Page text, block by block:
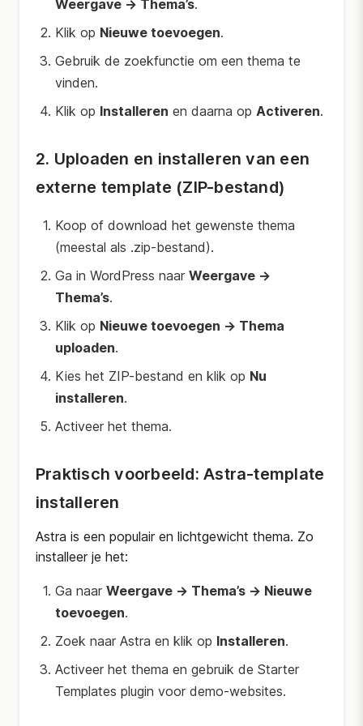
Weergave → Thema’s.
Klik op Nieuwe toevoegen.
Gebruik de zoekfunctie om een thema te
vinden.
Klik op Installeren en daarna op Activeren.
2. Uploaden en installeren van een
externe template (ZIP-bestand)
Koop of download het gewenste thema
(meestal als .zip-bestand).
Ga in WordPress naar Weergave →
Thema’s.
Klik op Nieuwe toevoegen → Thema
uploaden.
Kies het ZIP-bestand en klik op Nu
installeren.
Activeer het thema.
Praktisch voorbeeld: Astra-template
installeren
Astra is een populair en lichtgewicht thema. Zo
installeer je het:
Ga naar Weergave → Thema’s → Nieuwe
toevoegen.
Zoek naar Astra en klik op Installeren.
Activeer het thema en gebruik de Starter
Templates plugin voor demo-websites.